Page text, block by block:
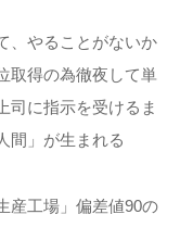
、やることがないか
取得の為徹夜して単
司に指示を受けるま
間」が生まれる
産工場」偏差値90の